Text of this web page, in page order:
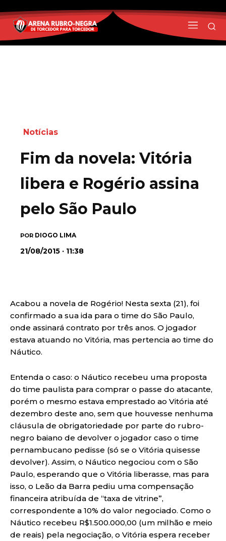
Notícias
Fim da novela: Vitória
libera e Rogério assina
pelo São Paulo
POR DIOGO LIMA
21/08/2015 · 11:38
Acabou a novela de Rogério! Nesta sexta (21), foi
confirmado a sua ida para o time do São Paulo,
onde assinará contrato por três anos. O jogador
estava atuando no Vitória, mas pertencia ao time do
Náutico.
Entenda o caso: o Náutico recebeu uma proposta
do time paulista para comprar o passe do atacante,
porém o mesmo estava emprestado ao Vitória até
dezembro deste ano, sem que houvesse nenhuma
cláusula de obrigatoriedade por parte do rubro-
negro baiano de devolver o jogador caso o time
pernambucano pedisse (só se o Vitória quisesse
devolver). Assim, o Náutico negociou com o São
Paulo, esperando que o Vitória liberasse, mas para
isso, o Leão da Barra pediu uma compensação
financeira atribuída de “taxa de vitrine”,
correspondente a 10% do valor negociado. Como o
Náutico recebeu R$1.500.000,00 (um milhão e meio
de reais) pela negociação, o Vitória espera receber